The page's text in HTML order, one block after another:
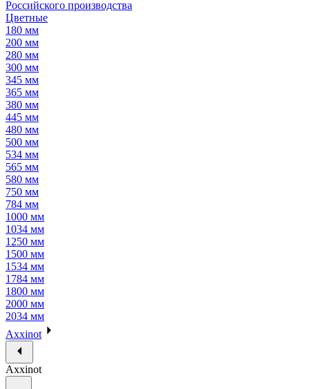
Российского производства
Цветные
180 мм
200 мм
280 мм
300 мм
345 мм
365 мм
380 мм
445 мм
480 мм
500 мм
534 мм
565 мм
580 мм
750 мм
784 мм
1000 мм
1034 мм
1250 мм
1500 мм
1534 мм
1784 мм
1800 мм
2000 мм
2034 мм
Axxinot
Axxinot